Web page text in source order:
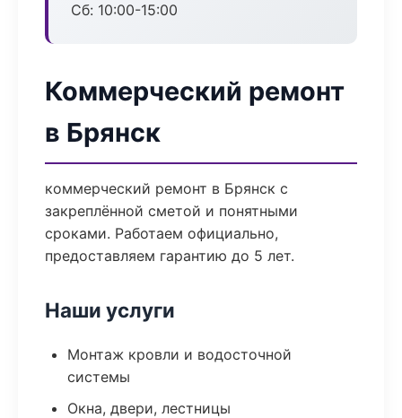
Сб: 10:00-15:00
Коммерческий ремонт
в Брянск
коммерческий ремонт в Брянск с
закреплённой сметой и понятными
сроками. Работаем официально,
предоставляем гарантию до 5 лет.
Наши услуги
Монтаж кровли и водосточной
системы
Окна, двери, лестницы